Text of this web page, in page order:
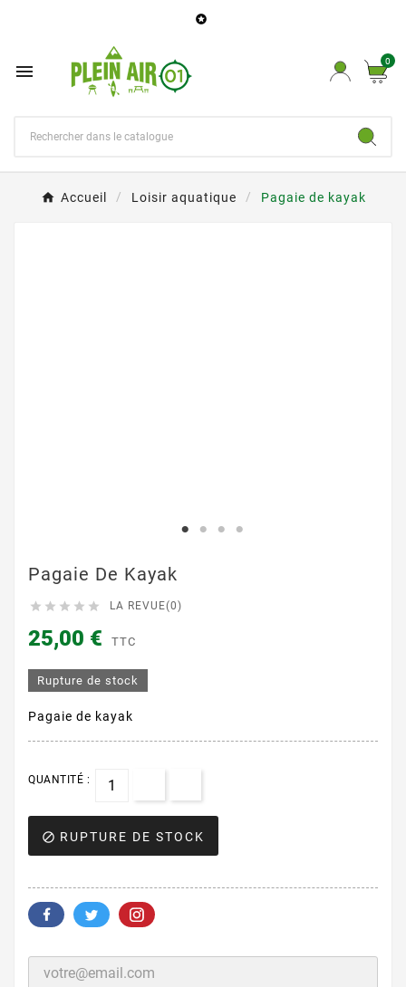

 0
Accueil Loisir aquatique Pagaie de kayak
Pagaie De Kayak
     LA REVUE(0)
25,00 € TTC
Rupture de stock
Pagaie de kayak
QUANTITÉ :
 RUPTURE DE STOCK